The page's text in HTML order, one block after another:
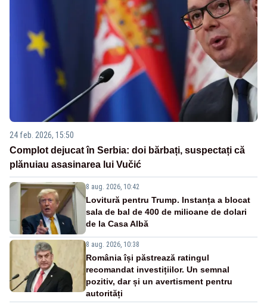
24 feb. 2026, 15:50
Complot dejucat în Serbia: doi bărbați, suspectați că
plănuiau asasinarea lui Vučić
8 aug. 2026, 10:42
Lovitură pentru Trump. Instanța a blocat
sala de bal de 400 de milioane de dolari
de la Casa Albă
8 aug. 2026, 10:38
România își păstrează ratingul
recomandat investițiilor. Un semnal
pozitiv, dar și un avertisment pentru
autorități